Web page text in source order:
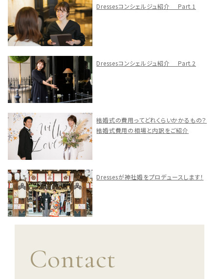
Dressesコンシェルジュ紹介 Part.1
Dressesコンシェルジュ紹介 Part.2
結婚式の費用ってどれくらいかかるもの？
結婚式費用の相場と内訳をご紹介
Dressesが神社婚をプロデュースします！
Contact